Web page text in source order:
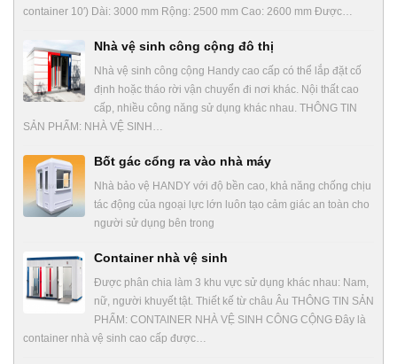
container 10′) Dài: 3000 mm Rộng: 2500 mm Cao: 2600 mm Được…
Nhà vệ sinh công cộng đô thị
Nhà vệ sinh công cộng Handy cao cấp có thể lắp đặt cố
định hoặc tháo rời vận chuyển đi nơi khác. Nội thất cao
cấp, nhiều công năng sử dụng khác nhau. THÔNG TIN
SẢN PHẨM: NHÀ VỆ SINH…
Bốt gác cổng ra vào nhà máy
Nhà bảo vệ HANDY với độ bền cao, khả năng chống chịu
tác động của ngoại lực lớn luôn tạo cảm giác an toàn cho
người sử dụng bên trong
Container nhà vệ sinh
Được phân chia làm 3 khu vực sử dụng khác nhau: Nam,
nữ, người khuyết tật. Thiết kế từ châu Âu THÔNG TIN SẢN
PHẨM: CONTAINER NHÀ VỆ SINH CÔNG CỘNG Đây là
container nhà vệ sinh cao cấp được…